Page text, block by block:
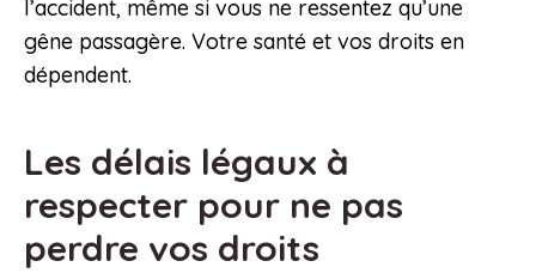
l’accident, même si vous ne ressentez qu’une
gêne passagère. Votre santé et vos droits en
dépendent.
Les délais légaux à
respecter pour ne pas
perdre vos droits